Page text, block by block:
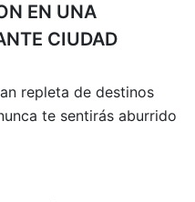
EN UNA
CIUDAD
repleta de destinos
te sentirás aburrido